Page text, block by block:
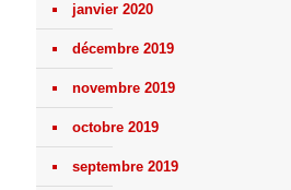
janvier 2020
décembre 2019
novembre 2019
octobre 2019
septembre 2019